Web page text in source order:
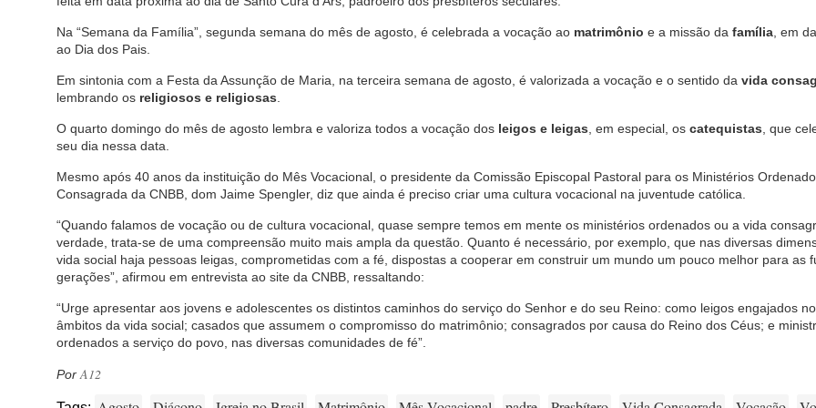
Na “Semana da Família”, segunda semana do mês de agosto, é celebrada a vocação ao matrimônio e a missão da família , em
ao Dia dos Pais.
Em sintonia com a Festa da Assunção de Maria, na terceira semana de agosto, é valorizada a vocação e o sentido da vida
lembrando os religiosos e religiosas
O quarto domingo do mês de agosto lembra e valoriza todos a vocação dos leigos e leigas , em especial, os catequistas , que
seu dia nessa data.
Mesmo após 40 anos da instituição do Mês Vocacional, o presidente da Comissão Episcopal Pastoral para os Ministérios
Consagrada da CNBB, dom Jaime Spengler, diz que ainda é preciso criar uma cultura vocacional na juventude católica.
“Quando falamos de vocação ou de cultura vocacional, quase sempre temos em mente os ministérios ordenados ou a vida
verdade, trata-se de uma compreensão muito mais ampla da questão. Quanto é necessário, por exemplo, que nas diversas
vida social haja pessoas leigas, comprometidas com a fé, dispostas a cooperar em construir um mundo um pouco melhor para as
gerações”, afirmou em entrevista ao site da CNBB, ressaltando:
“Urge apresentar aos jovens e adolescentes os distintos caminhos do serviço do Senhor e do seu Reino: como leigos engajados
âmbitos da vida social; casados que assumem o compromisso do matrimônio; consagrados por causa do Reino dos Céus; e
ordenados a serviço do povo, nas diversas comunidades de fé”.
Por A12